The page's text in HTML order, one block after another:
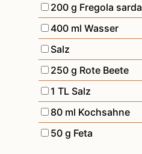
▢
200 g Fregola sarda
▢
400 ml Wasser
▢
Salz
▢
250 g Rote Beete
▢
1 TL Salz
▢
80 ml Kochsahne
▢
50 g Feta